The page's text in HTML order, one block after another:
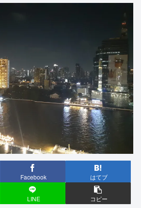
Facebook はてブ
LINE コピー